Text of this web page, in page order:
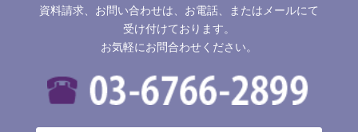
資料請求、お問い合わせは、お電話、またはメールにて
受け付けております。
お気軽にお問合わせください。